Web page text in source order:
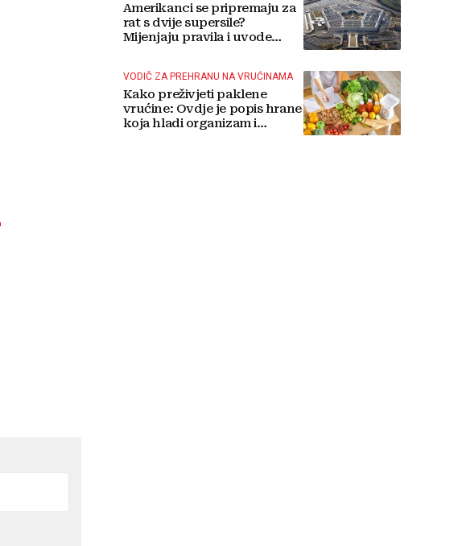
Amerikanci se pripremaju za
rat s dvije supersile?
Mijenjaju pravila i uvode
VODIČ ZA PREHRANU NA VRUĆINAMA
Kako preživjeti paklene
vrućine: Ovdje je popis hrane
koja hladi organizam i